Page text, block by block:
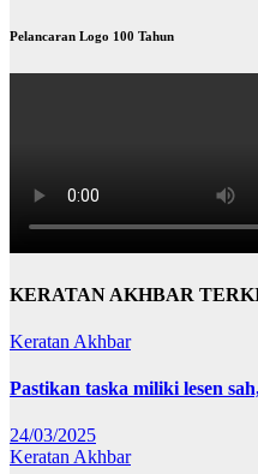
Pelancaran Logo 100 Tahun
KERATAN AKHBAR
Keratan Akhbar
Pastikan taska miliki lesen
24/03/2025
Keratan Akhbar